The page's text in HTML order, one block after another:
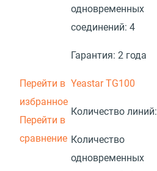
одновременных
соединений: 4
Гарантия: 2 года
Перейти в
избранное
Перейти в
сравнение
Yeastar TG100
Количество линий:
Количество
одновременных